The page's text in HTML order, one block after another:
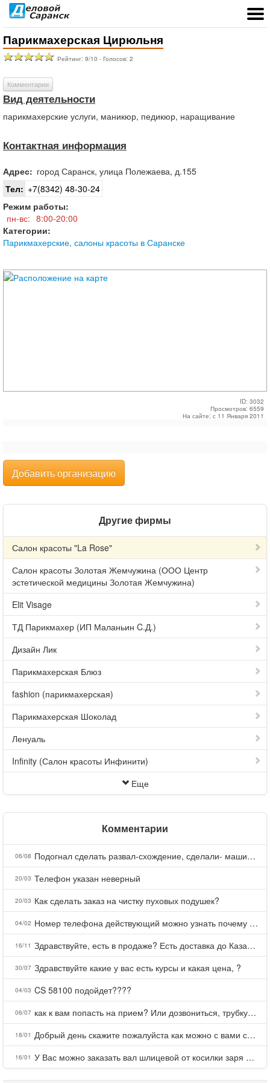
Парикмахерская Цирюльня
Рейтинг: 9/10 - Голосов: 2
Комментарии
Вид деятельности
парикмахерские услуги, маникюр, педикюр, наращивание
Контактная информация
Адрес: город Саранск, улица Полежаева, д.155
Тел: +7(8342) 48-30-24
Режим работы:
пн-вс: 8:00-20:00
Категории:
Парикмахерские, салоны красоты в Саранске
ID: 3032
Просмотров: 6559
На сайте: с 11 Января 2011
Добавить организацию
Другие фирмы
Салон красоты "La Rose"
Салон красоты Золотая Жемчужина (ООО Центр
эстетической медицины Золотая Жемчужина)
Elit Visage
ТД Парикмахер (ИП Маланьин C.Д.)
Дизайн Лик
Парикмахерская Блюз
fashion (парикмахерская)
Парикмахерская Шоколад
Ленуаль
Infinity (Салон красоты Инфинити)
Еще
Комментарии
06/08 Подогнал сделать развал-схождение, сделали- машина уходит на право и колеса проверил все хорошо с атмосферами ужас как можно делать авто, не ужели не берегут свою репутацию, не советую.
20/03 Телефон указан неверный
20/03 Как сделать заказ на чистку пуховых подушек?
04/02 Номер телефона действующий можно узнать почему номер неправельный
16/11 Здравствуйте, есть в продаже? Есть доставка до Казани?
30/07 Здравствуйте какие у вас есть курсы и какая цена, ?
04/03 CS 58100 подойдет????
06/07 как к вам попасть на прием? Или дозвониться, трубку не берете.
18/01 Добрый день скажите пожалуйста как можно с вами связаться . Телефон не отвечает .Заказала кухню в тц Хороший есть претензии а менеджер контактов не дает .Что делать?
16/01 У Вас можно заказать вал шлицевой от косилки заря для мтз, который соединяет мотоблок с косилкой.?